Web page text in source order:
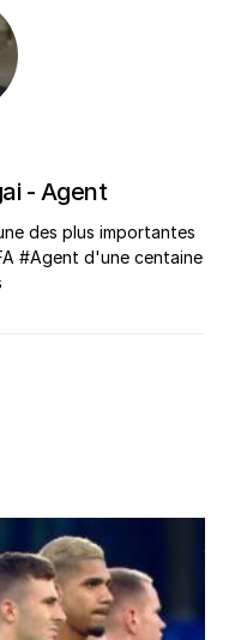
- Agent
des plus importantes
#Agent d'une centaine